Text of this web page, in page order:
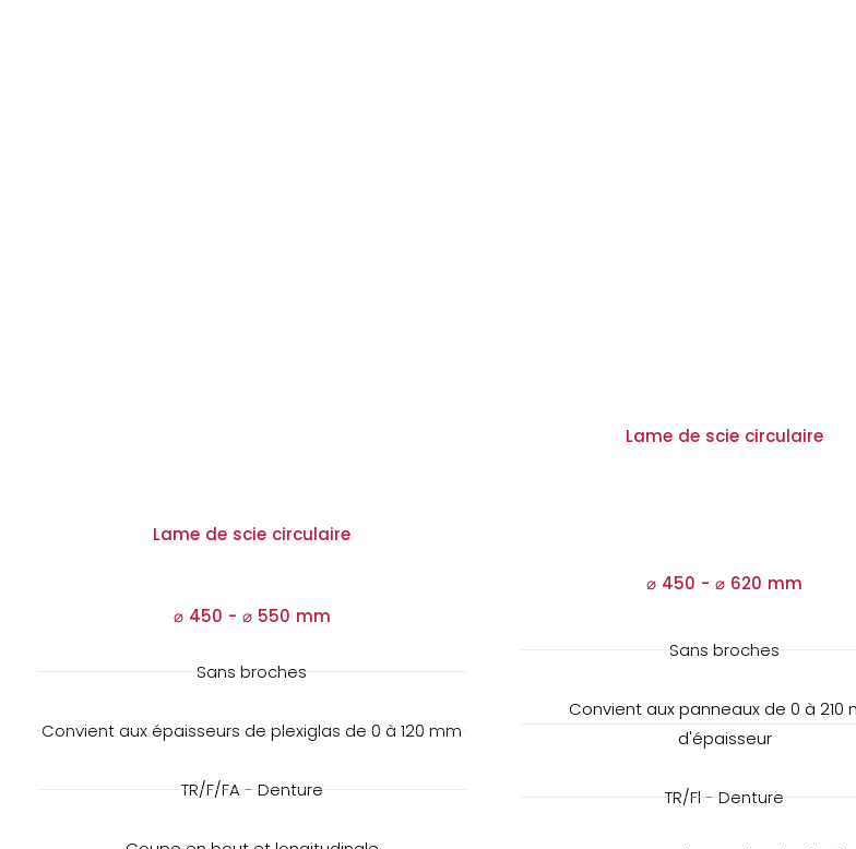
Lame de scie circulaire
⌀ 450 - ⌀550 mm
Sans broches
Convient aux épaisseurs de plexiglas de 0 à 120 mm
TR/F/FA - Denture
Lame de scie circulaire
⌀ 450 -⌀ 620 mm
Sans broches
Convient aux panneaux de 0 à 210
d'épaisseur
TR/Fl - Denture